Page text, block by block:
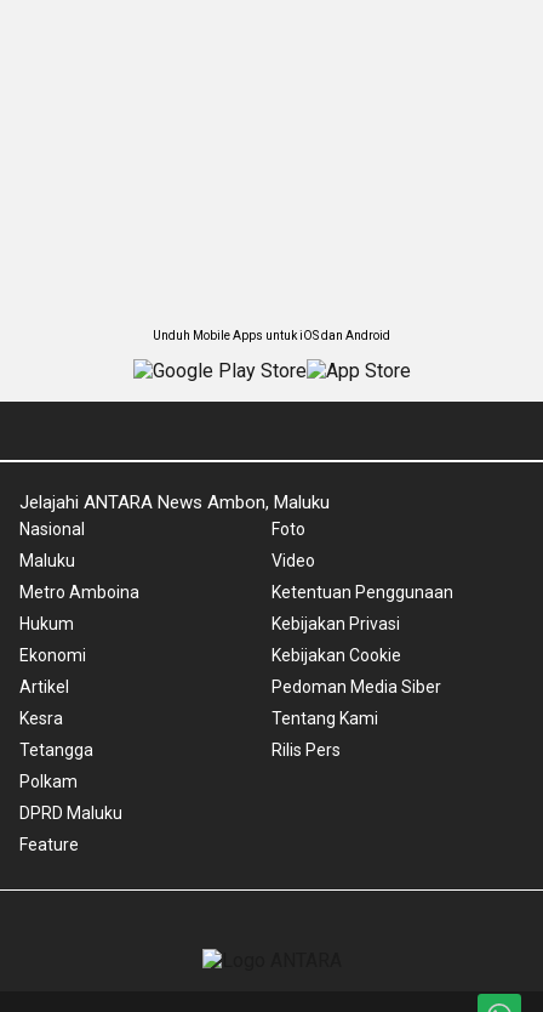
Unduh Mobile Apps untuk iOS dan Android
Jelajahi ANTARA News Ambon, Maluku
Nasional
Maluku
Metro Amboina
Hukum
Ekonomi
Artikel
Kesra
Tetangga
Polkam
DPRD Maluku
Feature
Foto
Video
Ketentuan Penggunaan
Kebijakan Privasi
Kebijakan Cookie
Pedoman Media Siber
Tentang Kami
Rilis Pers